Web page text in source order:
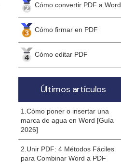
Cómo convertir PDF a Word
Cómo firmar en PDF
Cómo editar PDF
Últimos artículos
1.Cómo poner o insertar una
marca de agua en Word [Guía
2026]
2.Unir PDF: 4 Métodos Fáciles
para Combinar Word a PDF